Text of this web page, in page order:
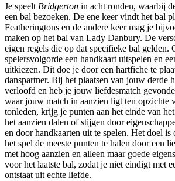
Je speelt Bridgerton in acht ronden, waarbij
een bal bezoeken. De ene keer vindt het bal
Featheringtons en de andere keer mag je
maken op het bal van Lady Danbury. De
eigen regels die op dat specifieke bal gelden.
spelersvolgorde een handkaart uitspelen en
uitkiezen. Dit doe je door een hartfiche te
danspartner. Bij het plaatsen van jouw derde
verloofd en heb je jouw liefdesmatch
waar jouw match in aanzien ligt ten opzichte
tonleden, krijg je punten aan het einde van
het aanzien dalen of stijgen door
en door handkaarten uit te spelen. Het doel is
het spel de meeste punten te halen door een
met hoog aanzien en alleen maar goede
voor het laatste bal, zodat je niet eindigt met
ontstaat uit echte liefde.